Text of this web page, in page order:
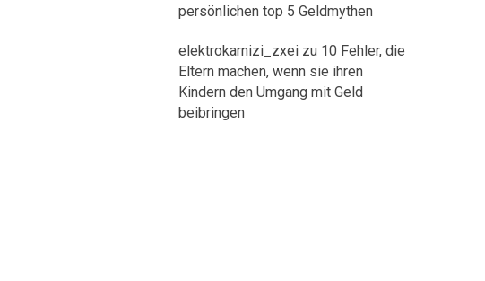
persönlichen top 5 Geldmythen
elektrokarnizi_zxei zu 10 Fehler, die
Eltern machen, wenn sie ihren
Kindern den Umgang mit Geld
beibringen